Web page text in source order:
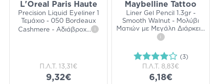
L'Oreal Paris Haute
Precision Liquid Eyeliner 1
Τεμάχιο - 050 Bordeaux
Cashmere - Αδιάβροχ... i
Π.Λ.Τ. 13,31€
9,32€
Maybelline Tattoo
Liner Gel Pencil 1.3gr -
Smooth Walnut - Μολύβι
Ματιών με Μεγάλη Διάρκει...
i
(3)
Π.Λ.Τ. 8,83€
6,18€